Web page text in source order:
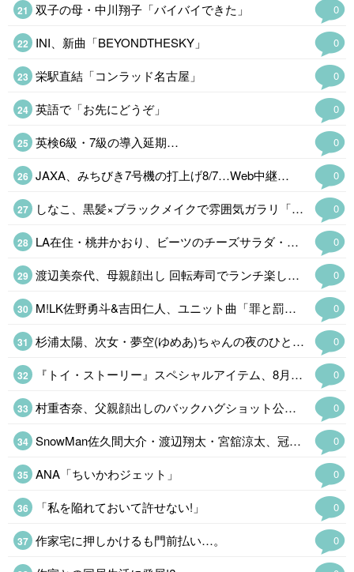
0
双子の母・中川翔子「バイバイできた」
0
INI、新曲「BEYONDTHESKY」
0
栄駅直結「コンラッド名古屋」
0
英語で「お先にどうぞ」
0
英検6級・7級の導入延期…
0
JAXA、みちびき7号機の打上げ8/7…Web中継…
0
しなこ、黒髪×ブラックメイクで雰囲気ガラリ「別人かと思った」
0
LA在住・桃井かおり、ビーツのチーズサラダ・レンティルスープ…早い日の朝食公開「珍しい食材だらけ」
0
渡辺美奈代、母親顔出し 回転寿司でランチ楽しむ姿に反響「お母様可愛い」
0
M!LK佐野勇斗&吉田仁人、ユニット曲「罪と罰と雨とキス」
0
杉浦太陽、次女・夢空(ゆめあ)ちゃんの夜のひととき公開「癒しの破壊力がすごい」…
0
『トイ・ストーリー』スペシャルアイテム、8月4日から「ROSE BUD」…
0
村重杏奈、父親顔出しのバックハグショット公開「仲良し親子で素敵」…
0
SnowMan佐久間大介・渡辺翔太・宮舘涼太、冠番組第2弾が放送…
0
ANA「ちいかわジェット」
0
「私を陥れておいて許せない!」
0
作家宅に押しかけるも門前払い…。